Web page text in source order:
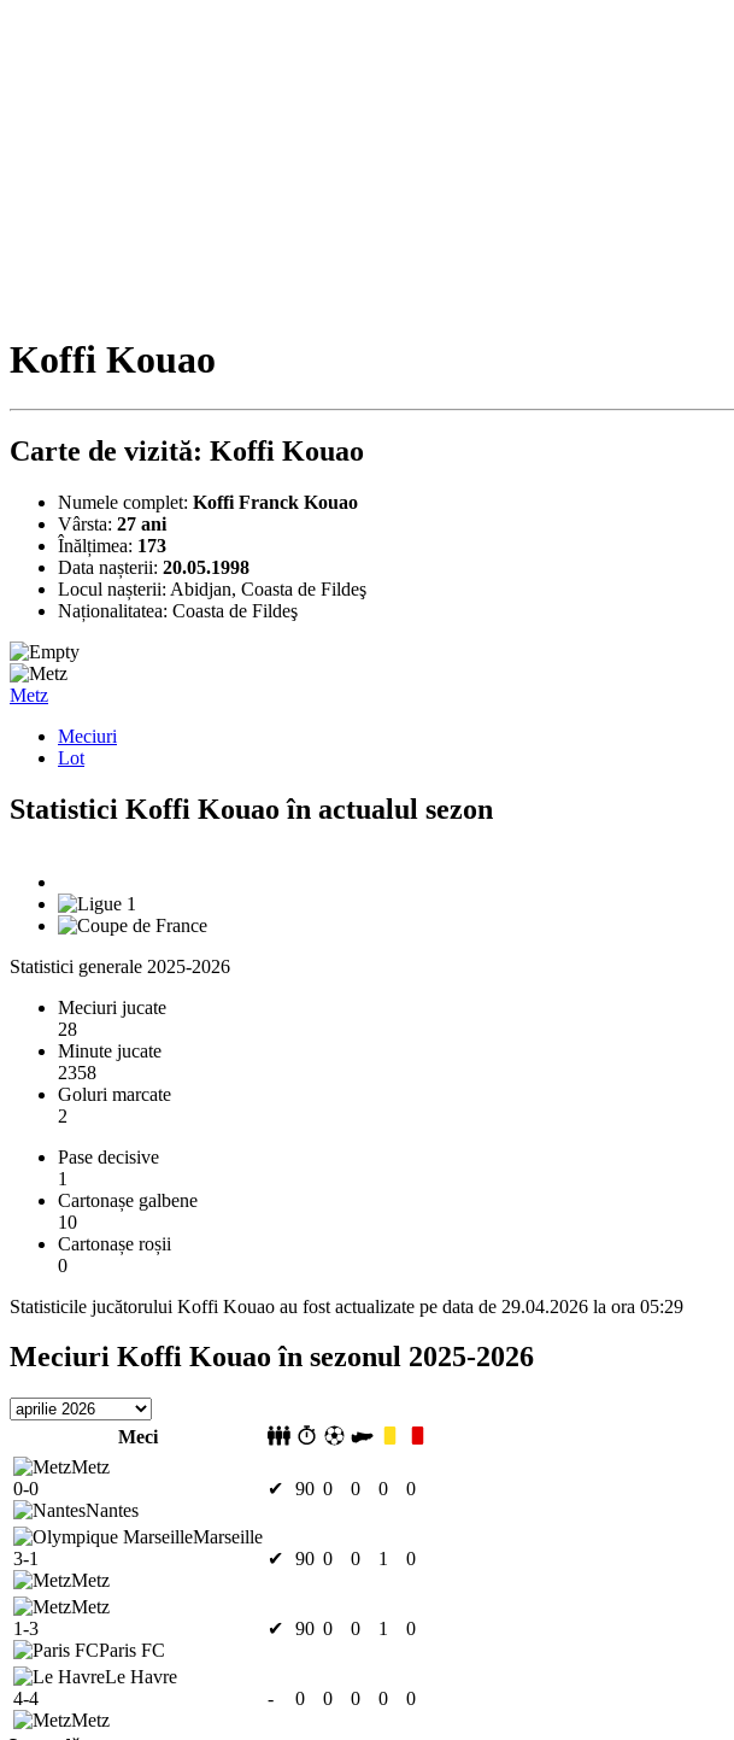
Koffi Kouao
Carte de vizită: Koffi Kouao
Numele complet: Koffi Franck Kouao
Vârsta: 27 ani
Înălțimea: 173
Data nașterii: 20.05.1998
Locul nașterii: Abidjan, Coasta de Fildeş
Naționalitatea: Coasta de Fildeş
Metz
Meciuri
Lot
Statistici Koffi Kouao în actualul sezon
Statistici generale 2025-2026
Meciuri jucate
28
Minute jucate
2358
Goluri marcate
2
Pase decisive
1
Cartonașe galbene
10
Cartonașe roșii
0
Statisticile jucătorului Koffi Kouao au fost actualizate pe data de 29.04.2026 la ora 05:29
Meciuri Koffi Kouao în sezonul 2025-2026
Meci
Metz
0-0
Nantes
✔ 90 0 0 0 0
Marseille
3-1
Metz
✔ 90 0 0 1 0
Metz
1-3
Paris FC
✔ 90 0 0 1 0
Le Havre
4-4
Metz
- 0 0 0 0 0